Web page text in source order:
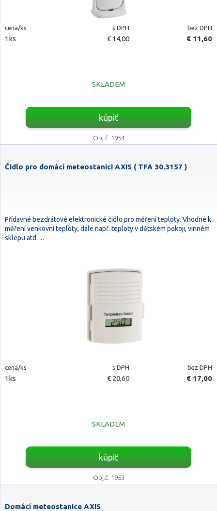
cena/ks s DPH bez DPH
1ks € 14,00 € 11,60
SKLADEM
kúpiť
Obj.č. 1954
Čidlo pro domácí meteostanici AXIS ( TFA 30.3157 )
Přídavné bezdrátové elektronické čidlo pro měření teploty. Vhodné k
měření venkovní teploty, dále např. teploty v dětském pokoji, vinném
sklepu atd.…
cena/ks s DPH bez DPH
1ks € 20,60 € 17,00
SKLADEM
kúpiť
Obj.č. 1953
Domácí meteostanice AXIS